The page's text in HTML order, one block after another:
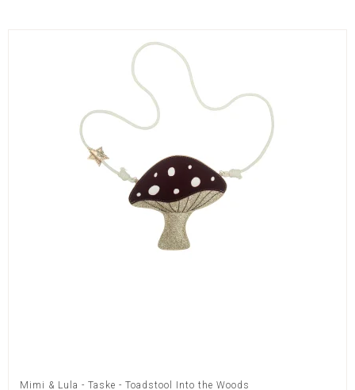
Mimi & Lula - Taske - Toadstool Into the Woods